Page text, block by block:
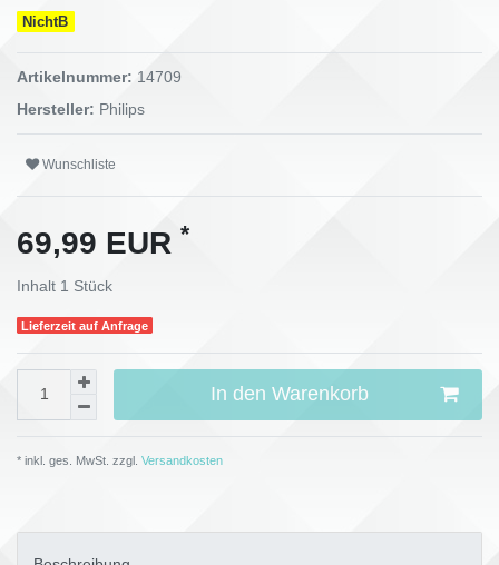
NichtB
Artikelnummer: 14709
Hersteller: Philips
Wunschliste
69,99 EUR *
Inhalt 1 Stück
Lieferzeit auf Anfrage
In den Warenkorb
* inkl. ges. MwSt. zzgl. Versandkosten